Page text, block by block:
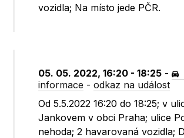
vozidla; Na místo jede PČR.
05. 05. 2022, 16:20 - 18:25 -
informace -odkaz na událost
Od 5.5.2022 16:20 do 18:25; v
Jankovem v obci Praha; ulice
nehoda; 2 havarovaná vozidla;